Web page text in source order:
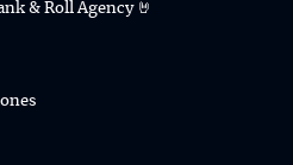
& Roll Agency 🤘